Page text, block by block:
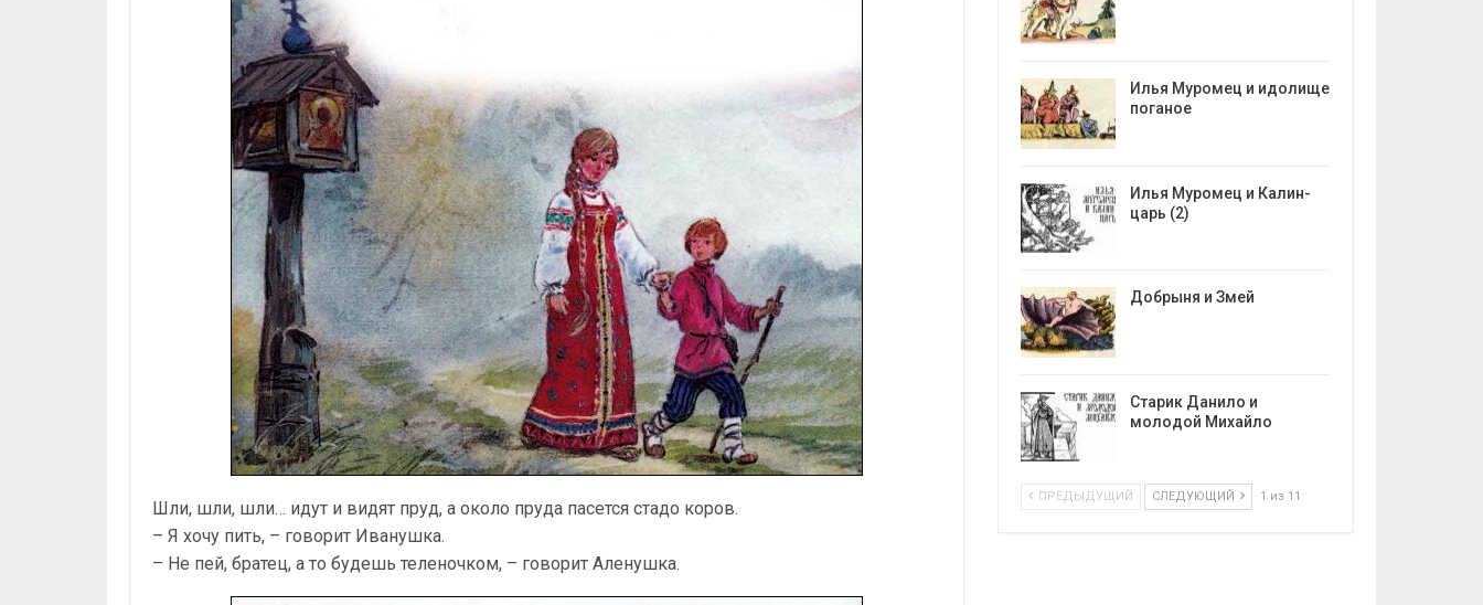
Шли, шли, шли… идут и видят пруд, а около пруда пасется стадо коров.
– Я хочу пить, – говорит Иванушка.
– Не пей, братец, а то будешь теленочком, – говорит Аленушка.
Илья Муромец и идолище
поганое
Илья Муромец и Калин-
царь (2)
Добрыня и Змей
Старик Данило и
молодой Михайло
ПРЕДЫДУЩИЙ СЛЕДУЮЩИЙ 1 из 11